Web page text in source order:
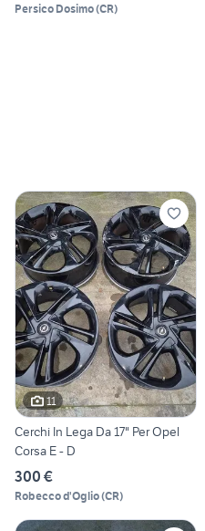
Persico Dosimo(CR)
11
Cerchi In Lega Da 17" Per Opel
Corsa E - D
300 €
Robecco d'Oglio(CR)